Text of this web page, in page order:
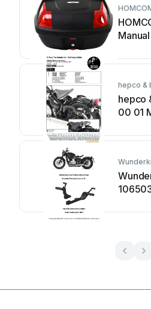
hepco &
hepco
00 01